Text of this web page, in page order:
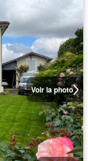
Voir la photo